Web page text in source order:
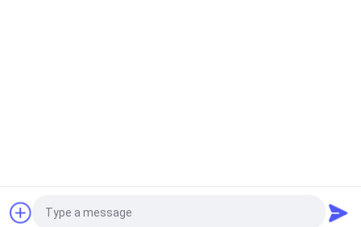
Fordern Sie ein Angebot